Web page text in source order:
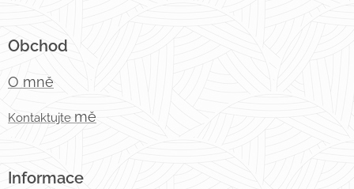
Obchod
O mně
Kontaktujte mě
Informace